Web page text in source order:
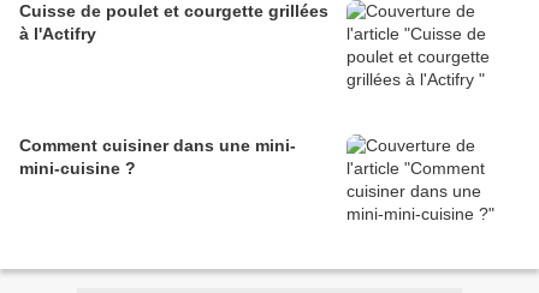
Cuisse de poulet et courgette grillées
à l'Actifry
Comment cuisiner dans une mini-
mini-cuisine ?